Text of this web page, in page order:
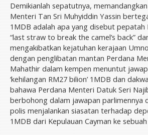
Demikianlah sepatutnya,
Menteri Tan Sri Muhyiddin Yassin
1MDB adalah apa yang disebut pepatah
“last straw to break the camel’s back”
mengakibatkan kejatuhan kerajaan
dengan penglibatan mantan Perdana
Mahathir dalam kempen menuntut
‘kehilangan RM27 bilion’ 1MDB dan
bahawa Perdana Menteri Datuk Seri
berbohong dalam jawapan parlimennya
polis menjalankan siasatan terhadap
1MDB dari Kepulauan Cayman ke